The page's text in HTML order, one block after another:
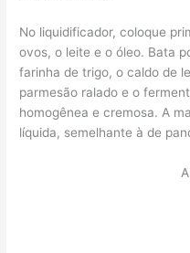
No liquidificador, coloque
ovos, o leite e o óleo. Bata
farinha de trigo, o caldo de
parmesão ralado e o
homogênea e cremosa. A
líquida, semelhante à de